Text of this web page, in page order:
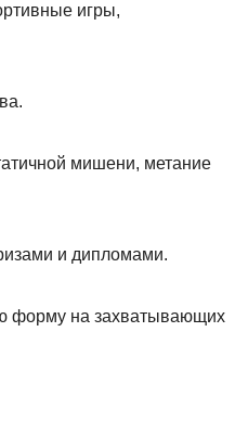
игры,
мишени, метание
и дипломами.
форму на захватывающих